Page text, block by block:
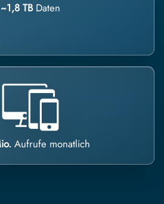
~1,8 TB Daten
Aufrufe monatlich